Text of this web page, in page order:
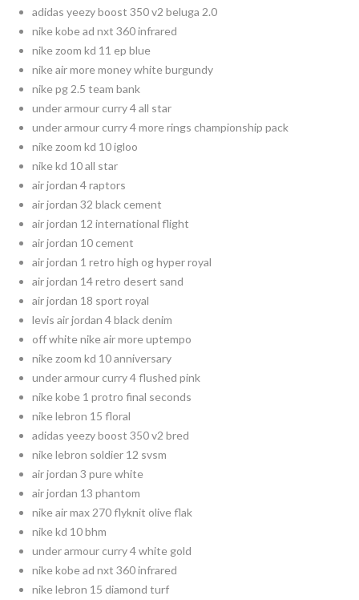
adidas yeezy boost 350 v2 beluga 2.0
nike kobe ad nxt 360 infrared
nike zoom kd 11 ep blue
nike air more money white burgundy
nike pg 2.5 team bank
under armour curry 4 all star
under armour curry 4 more rings championship pack
nike zoom kd 10 igloo
nike kd 10 all star
air jordan 4 raptors
air jordan 32 black cement
air jordan 12 international flight
air jordan 10 cement
air jordan 1 retro high og hyper royal
air jordan 14 retro desert sand
air jordan 18 sport royal
levis air jordan 4 black denim
off white nike air more uptempo
nike zoom kd 10 anniversary
under armour curry 4 flushed pink
nike kobe 1 protro final seconds
nike lebron 15 floral
adidas yeezy boost 350 v2 bred
nike lebron soldier 12 svsm
air jordan 3 pure white
air jordan 13 phantom
nike air max 270 flyknit olive flak
nike kd 10 bhm
under armour curry 4 white gold
nike kobe ad nxt 360 infrared
nike lebron 15 diamond turf